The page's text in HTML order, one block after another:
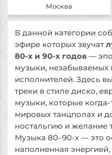
Москва
В данной категории
эфире которых звучат
80-х и 90-х годов —
музыки, незабываемых
исполнителей. Здесь
треки в стиле диско,
музыки, которые
мировых танцполах и
ностальгию и желание
Музыка 80–90-х — это
наполненная